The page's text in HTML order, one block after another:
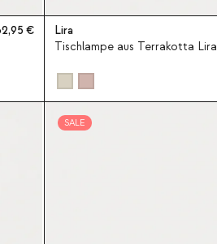
Lira
Tischlampe aus Terrakotta Lira
SALE